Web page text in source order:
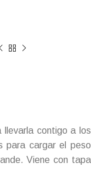
llevarla contigo a los
para cargar el peso
Viene con tapa